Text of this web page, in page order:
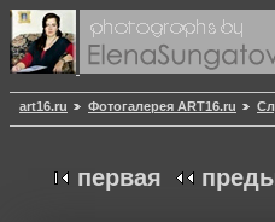
art16.ru Фотогалерея ART16.ru
первая